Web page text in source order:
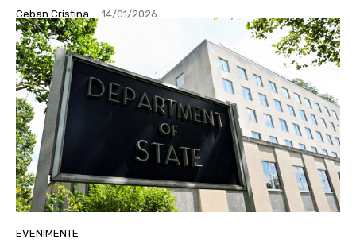
Ceban Cristina - 14/01/2026
EVENIMENTE